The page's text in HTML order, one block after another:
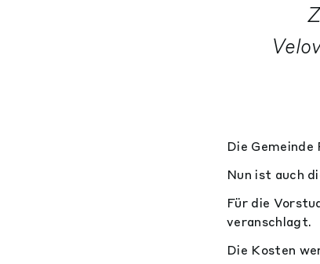
Die
Nun ist auch
Für die
veranschlagt.
Die Kosten